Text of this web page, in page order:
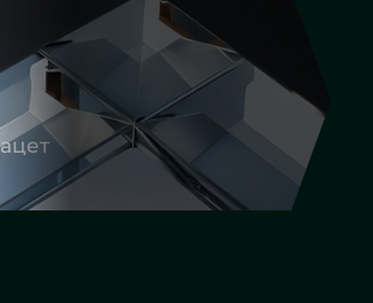
Фигурная резка